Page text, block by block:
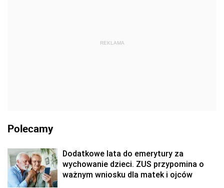
REKLAMA
Polecamy
Dodatkowe lata do emerytury za
wychowanie dzieci. ZUS przypomina o
ważnym wniosku dla matek i ojców